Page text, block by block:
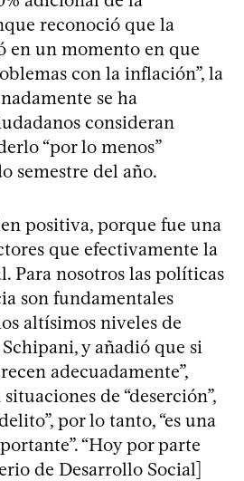
reconoció que la
en un momento en que
con la inflación”, la
se ha
consideran
“por lo menos”
semestre del año.
positiva, porque fue una
que efectivamente la
Para nosotros las políticas
son fundamentales
altísimos niveles de
y añadió que si
adecuadamente”,
de “deserción”,
por lo tanto, “es una
“Hoy por parte
de Desarrollo Social]